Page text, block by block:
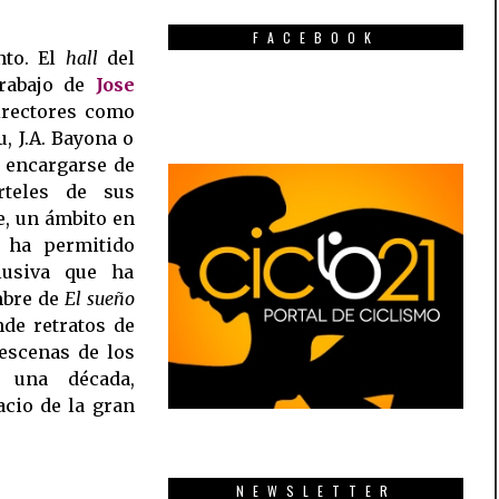
El halldel
de Jose
como
J.A. Bayona o
de
de sus
un ámbito en
permitido
que ha
de El sueño
retratos de
de los
década,
de la gran
FACEBOOK
NEWSLETTER